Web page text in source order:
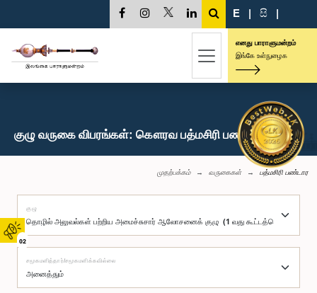
02
E | සි |
எனது பாராளுமன்றம்
இங்கே உள்நுழைக
குழு வருகை விபரங்கள்: கௌரவ பத்மசிரி பண்டார, பா.உ.
முதற்பக்கம் வருகைகள் பத்மசிரி பண்டார
குழு
சமூகமளித்தார்/சமூகமளிக்கவில்லை